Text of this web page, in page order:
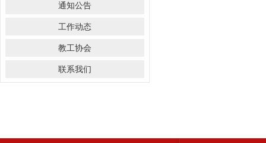
通知公告
工作动态
教工协会
联系我们